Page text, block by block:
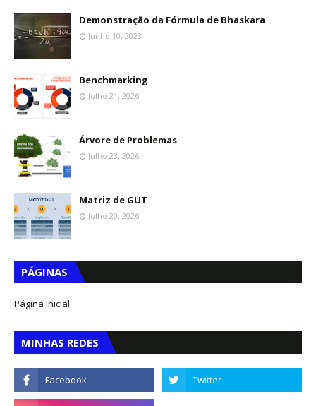
Demonstração da Fórmula de Bhaskara
Junho 10, 2023
Benchmarking
Julho 21, 2026
Árvore de Problemas
Julho 23, 2026
Matriz de GUT
Julho 20, 2026
PÁGINAS
Página inicial
MINHAS REDES